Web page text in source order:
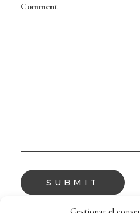
Comment